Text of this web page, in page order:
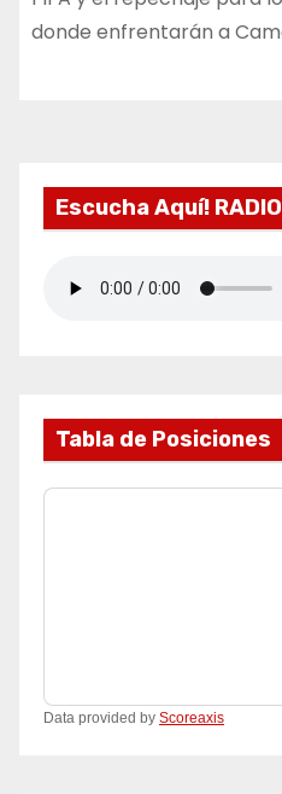
donde enfrentarán a
Escucha Aquí! RADIO
Tabla de Posiciones
Data provided by Scoreaxis